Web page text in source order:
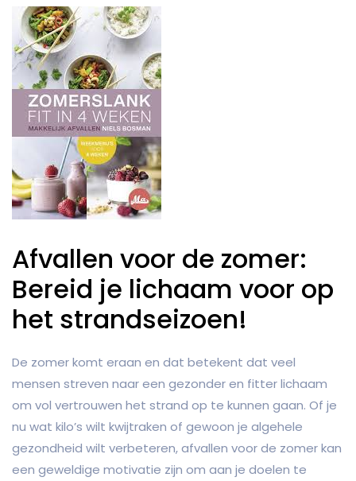
Afvallen voor de zomer:
Bereid je lichaam voor op
het strandseizoen!
De zomer komt eraan en dat betekent dat veel
mensen streven naar een gezonder en fitter lichaam
om vol vertrouwen het strand op te kunnen gaan. Of je
nu wat kilo’s wilt kwijtraken of gewoon je algehele
gezondheid wilt verbeteren, afvallen voor de zomer kan
een geweldige motivatie zijn om aan je doelen te